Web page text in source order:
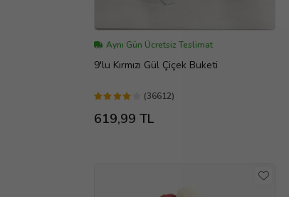
Aynı Gün Ücretsiz Teslimat
9'lu Kırmızı Gül Çiçek Buketi
(36612)
619,99 TL